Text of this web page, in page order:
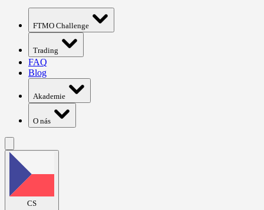
FTMO Challenge
Trading
FAQ
Blog
Akademie
O nás
CS